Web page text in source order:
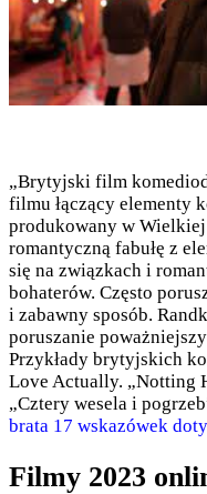
„Brytyjski film
filmu łączący elementy
produkowany w
romantyczną fabułę z
się na związkach i
bohaterów. Często
i zabawny sposób.
poruszanie
Przykłady brytyjskich
Love Actually. „Notting
„Cztery wesela i
brata 17 wskazówek
Filmy 2023